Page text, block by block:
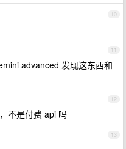
10
11
advanced 发现这东西和
12
不是付费 api 吗
13